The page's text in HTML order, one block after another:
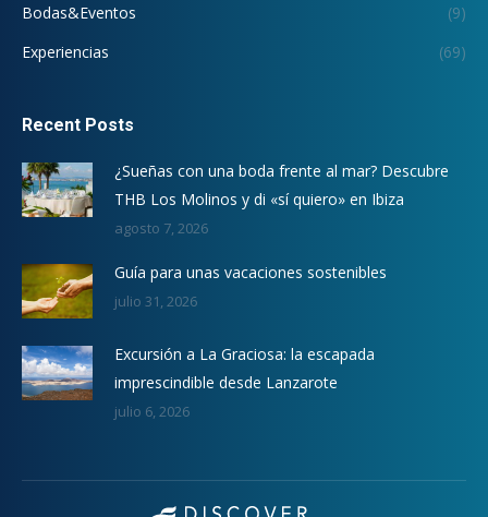
Bodas&Eventos
(9)
Experiencias
(69)
Recent Posts
¿Sueñas con una boda frente al mar? Descubre
THB Los Molinos y di «sí quiero» en Ibiza
agosto 7, 2026
Guía para unas vacaciones sostenibles
julio 31, 2026
Excursión a La Graciosa: la escapada
imprescindible desde Lanzarote
julio 6, 2026